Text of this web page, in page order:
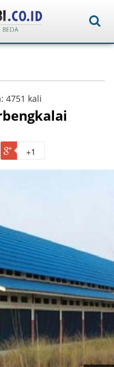
4751 kali
+1